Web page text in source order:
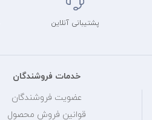
پشتیبانی آنلاین
خدمات فروشندگان
عضویت فروشندگان
قوانین فروش محصول